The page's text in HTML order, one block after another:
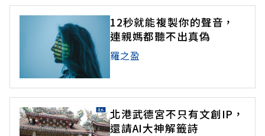
12秒就能複製你的聲音，
連親媽都聽不出真偽
羅之盈
北港武德宮不只有文創IP，
還請AI大神解籤詩